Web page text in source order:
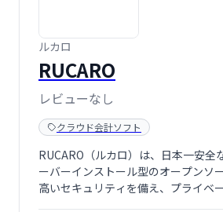
ルカロ
RUCARO
レビューなし
クラウド会計ソフト
RUCARO（ルカロ）は、日本一安全
ーバーインストール型のオープンソ
高いセキュリティを備え、プライベ